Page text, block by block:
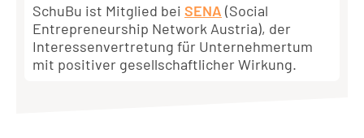
SchuBu ist Mitglied bei SENA (Social
Entrepreneurship Network Austria), der
Interessenvertretung für Unternehmertum
mit positiver gesellschaftlicher Wirkung.